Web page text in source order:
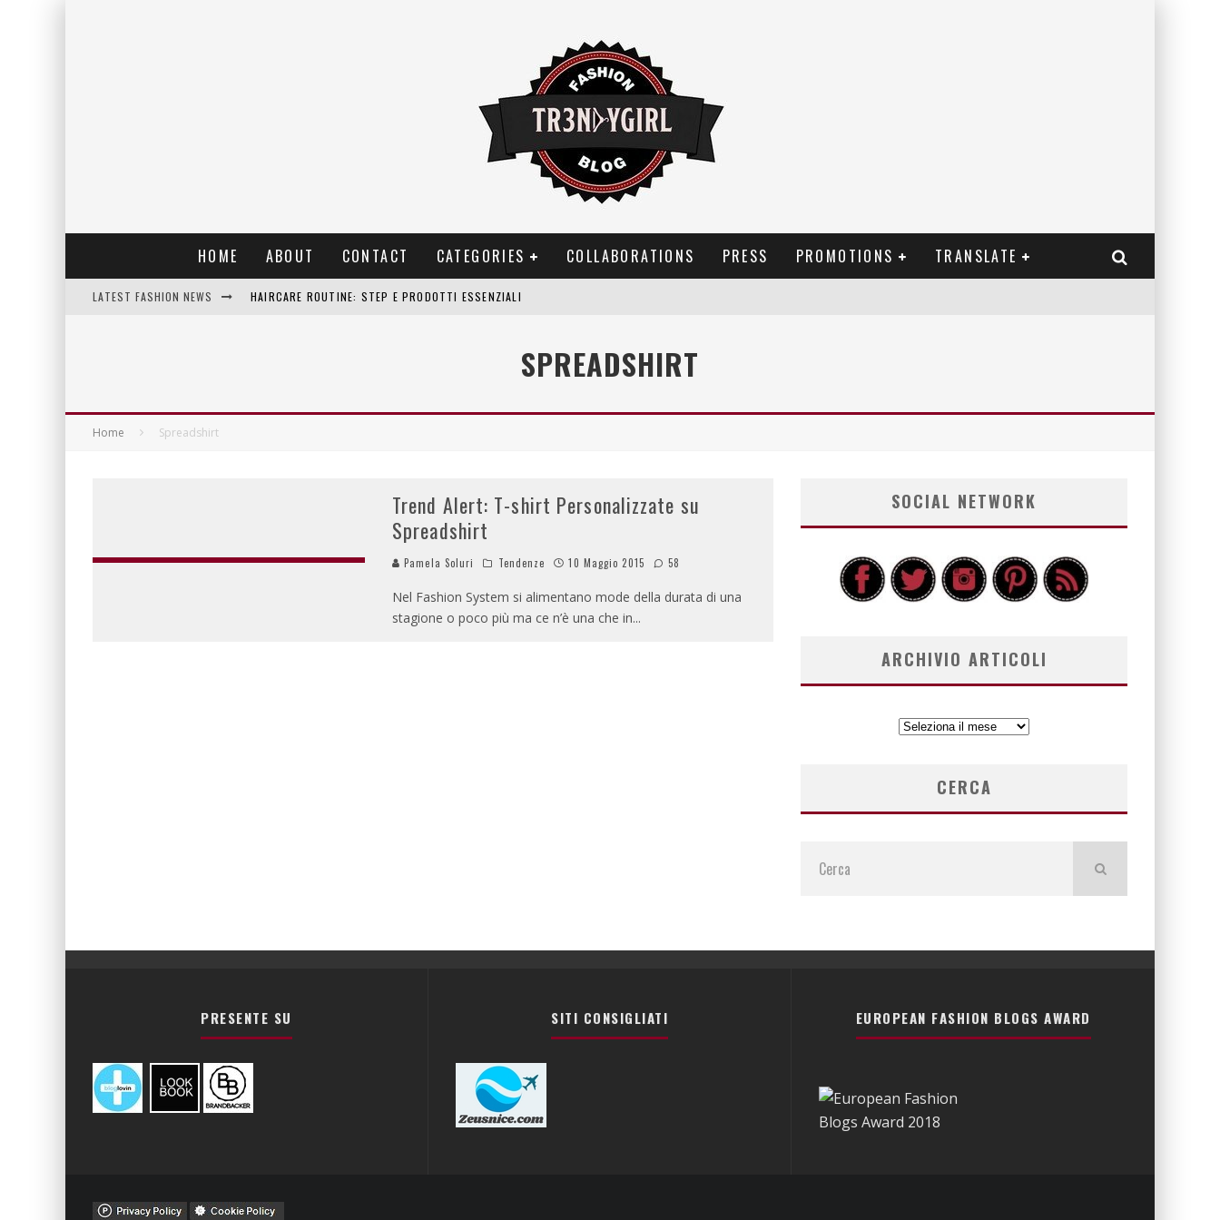
HOME ABOUT CONTACT CATEGORIES COLLABORATIONS PRESS PROMOTIONS TRANSLATE
LATEST FASHION NEWS HAIRCARE ROUTINE: STEP E PRODOTTI ESSENZIALI
ERRORI COMUNI E CATTIVE ABITUDINI CHE FANNO LIEVITARE LE BOLLETTE DOMESTICHE
SPREADSHIRT
Home Spreadshirt
Trend Alert: T-shirt Personalizzate su
Spreadshirt
Pamela Soluri Tendenze 10 Maggio 2015 58
Nel Fashion System si alimentano mode della durata di una
stagione o poco più ma ce n’è una che in...
SOCIAL NETWORK
ARCHIVIO ARTICOLI
ARCHIVIO
CERCA
PRESENTE SU SITI CONSIGLIATI EUROPEAN FASHION BLOGS AWARD